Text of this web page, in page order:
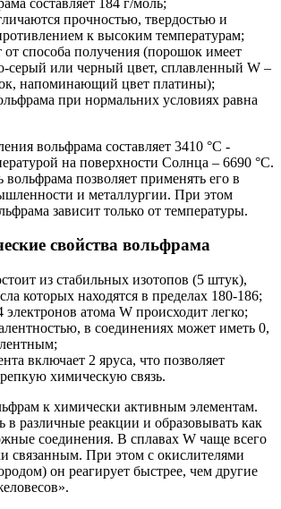
прочностью, твердостью и
к высоким температурам;
от способа получения (порошок имеет
серый или черный цвет, сплавленный W –
напоминающий цвет платины);
при нормальних условиях равна
вольфрама составляет 3410 °C -
на поверхности Солнца – 6690 °C.
вольфрама позволяет применять его в
и металлургии. При этом
зависит только от температуры.
свойства вольфрама
из стабильных изотопов (5 штук),
которых находятся в пределах 180-186;
электронов атома W происходит легко;
в соединениях может иметь 0,
включает 2 яруса, что позволяет
химическую связь.
к химически активным элементам.
в различные реакции и образовывать как
соединения. В сплавах W чаще всего
связанным. При этом с окислителями
он реагирует быстрее, чем другие